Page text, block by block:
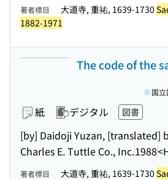
著者標目 大道寺, 重祐, 1639-1730
1882-1971
The code of the
紙 デジタル 図書
[by] Daidoji Yuzan, [translated]
Charles E. Tuttle Co., Inc.1988
国
著者標目 大道寺, 重祐, 1639-1730